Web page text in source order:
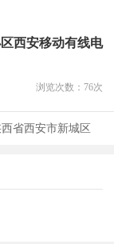
西安移动有线电
浏览次数： 76次
西省西安市新城区